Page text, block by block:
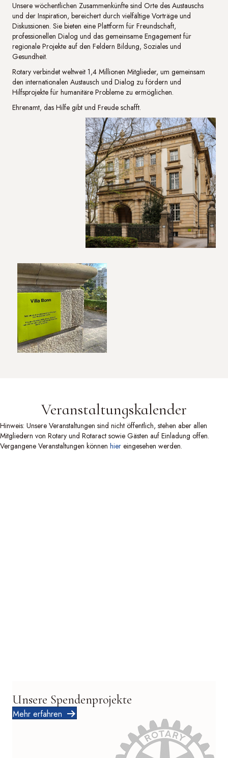
Unsere wöchentlichen Zusammenkünfte sind Orte des Austauschs
und der Inspiration, bereichert durch vielfältige Vorträge und
Diskussionen. Sie bieten eine Plattform für Freundschaft,
professionellen Dialog und das gemeinsame Engagement für
regionale Projekte auf den Feldern Bildung, Soziales und
Gesundheit.
Rotary verbindet weltweit 1,4 Millionen Mitglieder, um gemeinsam
den internationalen Austausch und Dialog zu fördern und
Hilfsprojekte für humanitäre Probleme zu ermöglichen.
Ehrenamt, das Hilfe gibt und Freude schafft.
Veranstaltungskalender
Hinweis: Unsere Veranstaltungen sind nicht öffentlich, stehen aber allen
Mitgliedern von Rotary und Rotaract sowie Gästen auf Einladung offen.
Vergangene Veranstaltungen können hier eingesehen werden.
Unsere Spendenprojekte
Mehr erfahren